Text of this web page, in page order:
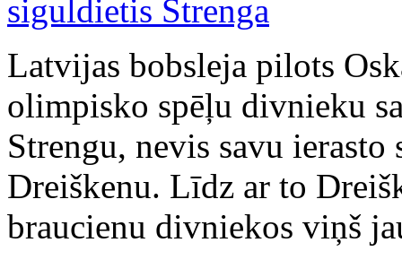
Latvijas bobsleja pilots
olimpisko spēļu divnieku
Strengu, nevis savu
Dreiškenu. Līdz ar to
braucienu divniekos viņš